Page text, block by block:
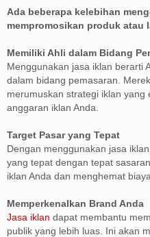
Ada beberapa kelebihan
mempromosikan produk atau
Memiliki Ahli dalam Bidang
Menggunakan jasa iklan berarti
dalam bidang pemasaran.
merumuskan strategi iklan yang
anggaran iklan Anda.
Target Pasar yang Tepat
Dengan menggunakan jasa
yang tepat dengan tepat
iklan Anda dan menghemat
Memperkenalkan Brand Anda
Jasa iklan dapat membantu
publik yang lebih luas. Ini akan